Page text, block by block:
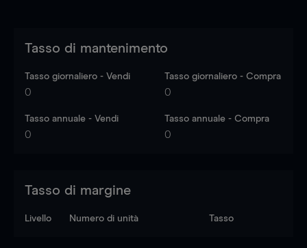
Tasso di mantenimento
Tasso giornaliero - Vendi
0
Tasso giornaliero - Compra
0
Tasso annuale - Vendi
0
Tasso annuale - Compra
0
Tasso di margine
Livello Numero di unità Tasso